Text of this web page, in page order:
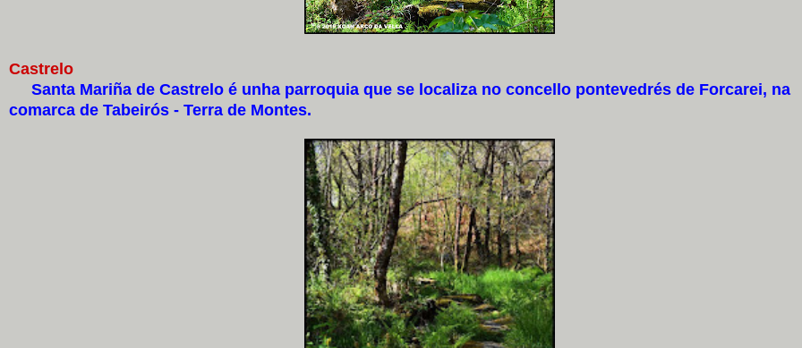
Castrelo
Santa Mariña de Castrelo é unha parroquia que se localiza no concello pontevedrés de Forcarei, na
comarca de Tabeirós - Terra de Montes.